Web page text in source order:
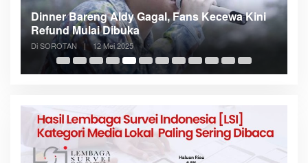
Dinner Bareng Aldy Gagal, Fans Kecewa Kini
Refund Mulai Dibuka
Di SOROTAN | 12 Mei 2025